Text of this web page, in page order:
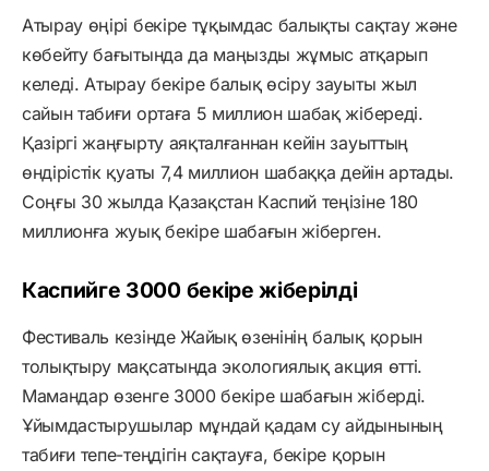
Атырау өңірі бекіре тұқымдас балықты сақтау және
көбейту бағытында да маңызды жұмыс атқарып
келеді. Атырау бекіре балық өсіру зауыты жыл
сайын табиғи ортаға 5 миллион шабақ жібереді.
Қазіргі жаңғырту аяқталғаннан кейін зауыттың
өндірістік қуаты 7,4 миллион шабаққа дейін артады.
Соңғы 30 жылда Қазақстан Каспий теңізіне 180
миллионға жуық бекіре шабағын жіберген.
Каспийге 3000 бекіре жіберілді
Фестиваль кезінде Жайық өзенінің балық қорын
толықтыру мақсатында экологиялық акция өтті.
Мамандар өзенге 3000 бекіре шабағын жіберді.
Ұйымдастырушылар мұндай қадам су айдынының
табиғи тепе-теңдігін сақтауға, бекіре қорын